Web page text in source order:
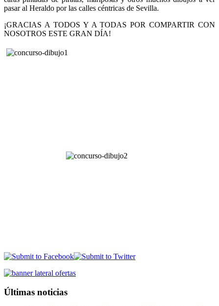
pasar al Heraldo por las calles céntricas de Sevilla.
¡GRACIAS A TODOS Y A TODAS POR COMPARTIR CON
NOSOTROS ESTE GRAN DÍA!
Últimas noticias